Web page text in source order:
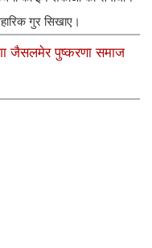
गुर सिखाए।
जैसलमेर पुष्करणा समाज